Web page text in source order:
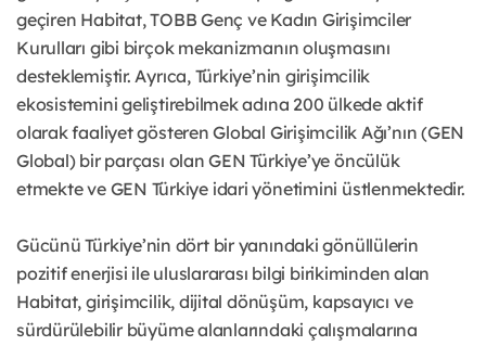
geçiren Habitat, TOBB Genç ve Kadın Girişimciler
Kurulları gibi birçok mekanizmanın oluşmasını
desteklemiştir. Ayrıca, Türkiye’nin girişimcilik
ekosistemini geliştirebilmek adına 200 ülkede aktif
olarak faaliyet gösteren Global Girişimcilik Ağı’nın (GEN
Global) bir parçası olan GEN Türkiye’ye öncülük
etmekte ve GEN Türkiye idari yönetimini üstlenmektedir.
Gücünü Türkiye’nin dört bir yanındaki gönüllülerin
pozitif enerjisi ile uluslararası bilgi birikiminden alan
Habitat, girişimcilik, dijital dönüşüm, kapsayıcı ve
sürdürülebilir büyüme alanlarındaki çalışmalarına